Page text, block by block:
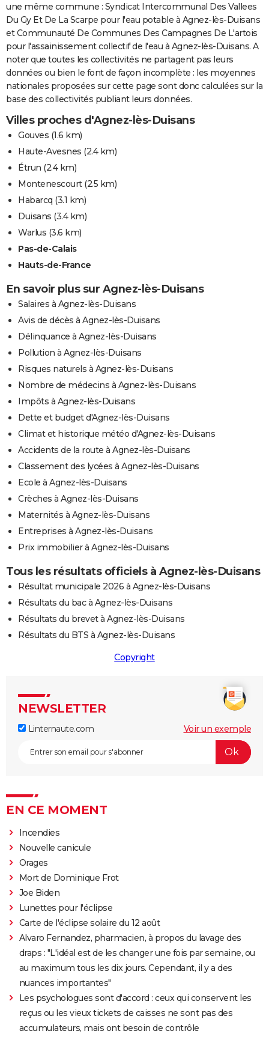
une même commune : Syndicat Intercommunal Des Vallees
Du Gy Et De La Scarpe pour l'eau potable à Agnez-lès-Duisans
et Communauté De Communes Des Campagnes De L'artois
pour l'assainissement collectif de l'eau à Agnez-lès-Duisans. A
noter que toutes les collectivités ne partagent pas leurs
données ou bien le font de façon incomplète : les moyennes
nationales proposées sur cette page sont donc calculées sur la
base des collectivités publiant leurs données.
Villes proches d'Agnez-lès-Duisans
Gouves (1.6 km)
Haute-Avesnes (2.4 km)
Étrun (2.4 km)
Montenescourt(2.5 km)
Habarcq (3.1 km)
Duisans (3.4 km)
Warlus (3.6 km)
Pas-de-Calais
Hauts-de-France
En savoir plus sur Agnez-lès-Duisans
Salaires à Agnez-lès-Duisans
Avis de décès à Agnez-lès-Duisans
Délinquance à Agnez-lès-Duisans
Pollution à Agnez-lès-Duisans
Risques naturels à Agnez-lès-Duisans
Nombre de médecins à Agnez-lès-Duisans
Impôts à Agnez-lès-Duisans
Dette et budget d'Agnez-lès-Duisans
Climat et historique météo d'Agnez-lès-Duisans
Accidents de la route à Agnez-lès-Duisans
Classement des lycées à Agnez-lès-Duisans
Ecole à Agnez-lès-Duisans
Crèches à Agnez-lès-Duisans
Maternités à Agnez-lès-Duisans
Entreprises à Agnez-lès-Duisans
Prix immobilier à Agnez-lès-Duisans
Tous les résultats officiels à Agnez-lès-Duisans
Résultat municipale 2026 à Agnez-lès-Duisans
Résultats du bac à Agnez-lès-Duisans
Résultats du brevet à Agnez-lès-Duisans
Résultats du BTS à Agnez-lès-Duisans
Copyright
NEWSLETTER
Linternaute.com Voir un exemple
EN CE MOMENT
Incendies
Nouvelle canicule
Orages
Mort de Dominique Frot
Joe Biden
Lunettes pour l'éclipse
Carte de l'éclipse solaire du 12 août
Alvaro Fernandez, pharmacien, à propos du lavage des
draps : "L'idéal est de les changer une fois par semaine, ou
au maximum tous les dix jours. Cependant, il y a des
nuances importantes"
Les psychologues sont d'accord : ceux qui conservent les
reçus ou les vieux tickets de caisses ne sont pas des
accumulateurs, mais ont besoin de contrôle